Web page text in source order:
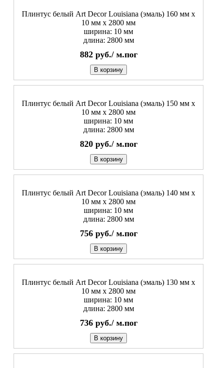
Плинтус белый Art Decor Louisiana (эмаль) 160 мм х
10 мм х 2800 мм
ширина: 10 мм
длина: 2800 мм
882 руб./ м.пог
В корзину
Плинтус белый Art Decor Louisiana (эмаль) 150 мм х
10 мм х 2800 мм
ширина: 10 мм
длина: 2800 мм
820 руб./ м.пог
В корзину
Плинтус белый Art Decor Louisiana (эмаль) 140 мм х
10 мм х 2800 мм
ширина: 10 мм
длина: 2800 мм
756 руб./ м.пог
В корзину
Плинтус белый Art Decor Louisiana (эмаль) 130 мм х
10 мм х 2800 мм
ширина: 10 мм
длина: 2800 мм
736 руб./ м.пог
В корзину